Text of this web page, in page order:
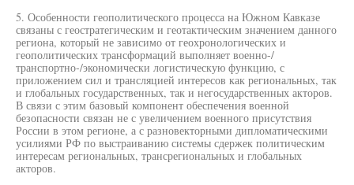
5. Особенности геополитического процесса на Южном Кавказе
связаны с геостратегическим и геотактическим значением данного
региона, который не зависимо от геохронологических и
геополитических трансформаций выполняет военно-/
транспортно-/экономически логистическую функцию, с
приложением сил и трансляцией интересов как региональных, так
и глобальных государственных, так и негосударственных акторов.
В связи с этим базовый компонент обеспечения военной
безопасности связан не с увеличением военного присутствия
России в этом регионе, а с разновекторными дипломатическими
усилиями РФ по выстраиванию системы сдержек политическим
интересам региональных, трансрегиональных и глобальных
акторов.